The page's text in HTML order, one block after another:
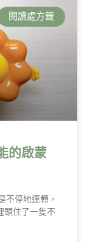
閱讀處方籤
的啟蒙
不停地運轉，
頭住了一隻不